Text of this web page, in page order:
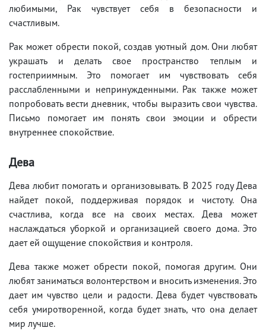
любимыми, Рак чувствует себя в безопасности и
счастливым.
Рак может обрести покой, создав уютный дом. Они любят
украшать и делать свое пространство теплым и
гостеприимным. Это помогает им чувствовать себя
расслабленными и непринужденными. Рак также может
попробовать вести дневник, чтобы выразить свои чувства.
Письмо помогает им понять свои эмоции и обрести
внутреннее спокойствие.
Дева
Дева любит помогать и организовывать. В 2025 году Дева
найдет покой, поддерживая порядок и чистоту. Она
счастлива, когда все на своих местах. Дева может
наслаждаться уборкой и организацией своего дома. Это
дает ей ощущение спокойствия и контроля.
Дева также может обрести покой, помогая другим. Они
любят заниматься волонтерством и вносить изменения. Это
дает им чувство цели и радости. Дева будет чувствовать
себя умиротворенной, когда будет знать, что она делает
мир лучше.